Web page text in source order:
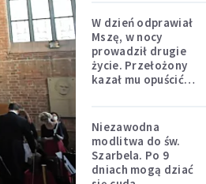
W dzień odprawiał
Mszę, w nocy
prowadził drugie
życie. Przełożony
kazał mu opuścić
Niezawodna
modlitwa do św.
Szarbela. Po 9
dniach mogą dziać